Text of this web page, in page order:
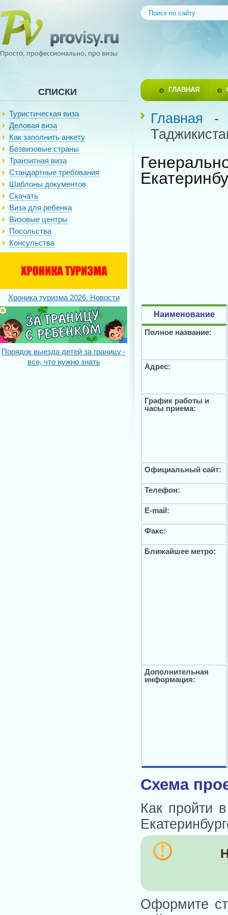
Просто, профессионально, про визы
СПИСКИ
Туристическая виза
Деловая виза
Как заполнить анкету
Безвизовые страны
Транзитная виза
Стандартные требования
Шаблоны документов
Скачать
Виза для ребенка
Визовые центры
Посольства
Консульства
Хроника туризма 2026. Новости
Порядок выезда детей за границу -
все, что нужно знать
ГЛАВНАЯ
Главная
Наименование
Полное название:
Адрес:
График работы и
часы приема:
Официальный сайт:
Телефон:
E-mail:
Факс:
Ближайшее метро:
Дополнительная
информация:
Схема
Как пройти
Оформите